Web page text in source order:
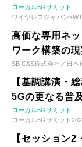
ローカル5Gサミット
ワイヤレスジャパン
高価な専用ネ
ワーク構築の
SB C&S株式会社／日本
【基調講演・
5Gの更なる普
ローカル5Gサミット
ローカル5Gサミット
【セッション